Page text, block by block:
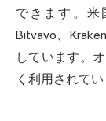
できます。米
Bitvavo、
しています。
く利用されてい